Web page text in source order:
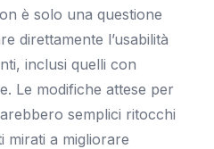
è solo una questione
direttamente l’usabilità
inclusi quelli con
Le modifiche attese per
semplici ritocchi
mirati a migliorare